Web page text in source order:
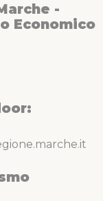
-
Economico